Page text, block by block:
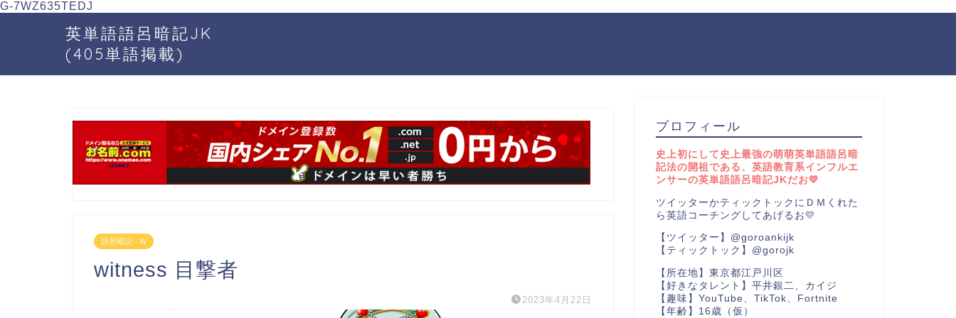
G-7WZ635TEDJ
英単語語呂暗記JK
(405単語掲載)
語呂暗記 - W
witness 目撃者
2023年4月22日
プロフィール
史上初にして史上最強の萌萌英単語語呂暗
記法の開祖である、英語教育系インフルエ
ンサーの英単語語呂暗記JKだお💛
ツイッターかティックトックにＤＭくれた
ら英語コーチングしてあげるお💛
【ツイッター】@goroankijk
【ティックトック】@gorojk
【所在地】東京都江戸川区
【好きなタレント】平井銀二、カイジ
【趣味】YouTube、TikTok、Fortnite
【年齢】16歳（仮）